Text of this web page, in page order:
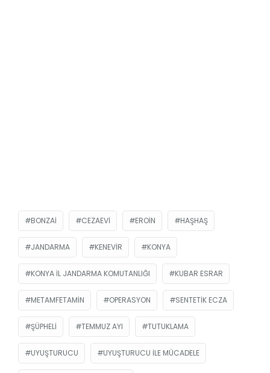
BONZAI CEZAEVI EROIN HAŞHAŞ
JANDARMA KENEVIR KONYA
KONYA İL JANDARMA KOMUTANLIĞI KUBAR ESRAR
METAMFETAMIN OPERASYON SENTETIK ECZA
ŞÜPHELI TEMMUZ AYI TUTUKLAMA
UYUŞTURUCU UYUŞTURUCU ILE MÜCADELE